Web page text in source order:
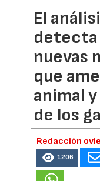
El
detecta
nuevas
que
animal
de los
Redacción
1206